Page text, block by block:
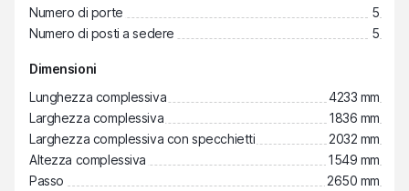
Numero di porte
5
Numero di posti a sedere
5
Dimensioni
Lunghezza complessiva
4233 mm
Larghezza complessiva
1836 mm
Larghezza complessiva con specchietti
2032 mm
Altezza complessiva
1549 mm
Passo
2650 mm